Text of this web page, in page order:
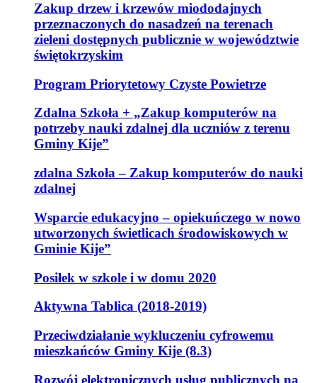
Zakup drzew i krzewów miododajnych
przeznaczonych do nasadzeń na terenach
zieleni dostępnych publicznie w województwie
świętokrzyskim
Program Priorytetowy Czyste Powietrze
Zdalna Szkoła + „Zakup komputerów na
potrzeby nauki zdalnej dla uczniów z terenu
Gminy Kije”
zdalna Szkoła – Zakup komputerów do nauki
zdalnej
Wsparcie edukacyjno – opiekuńczego w nowo
utworzonych świetlicach środowiskowych w
Gminie Kije”
Posiłek w szkole i w domu 2020
Aktywna Tablica (2018-2019)
Przeciwdziałanie wykluczeniu cyfrowemu
mieszkańców Gminy Kije (8.3)
Rozwój elektronicznych usług publicznych na